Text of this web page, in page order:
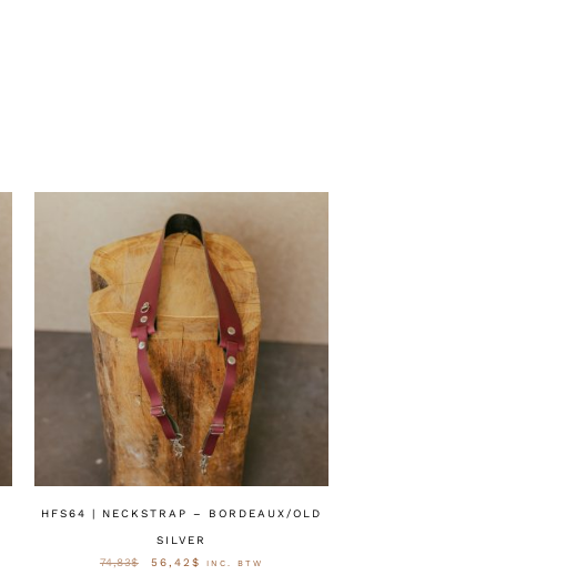
HFS64 | NECKSTRAP – BORDEAUX/OLD
SILVER
74,83$ 56,42$ INC. BTW